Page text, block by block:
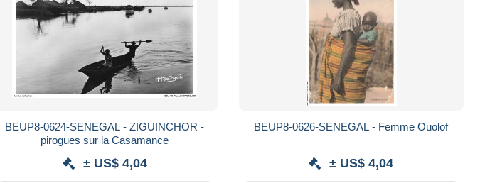
BEUP8-0624-SENEGAL - ZIGUINCHOR -
pirogues sur la Casamance
± US$ 4,04
BEUP8-0626-SENEGAL - Femme Ouolof
± US$ 4,04